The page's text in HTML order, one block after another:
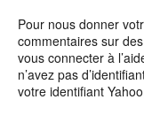
Pour nous donner
commentaires sur
vous connecter à
n’avez pas
votre identifiant